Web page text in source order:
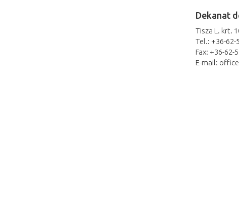
Dekanat
Tisza L. krt.
Tel.: +36-62-
Fax: +36-62-
E-mail: